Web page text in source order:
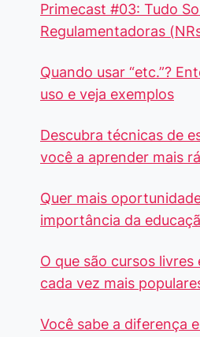
Primecast #03: Tudo
Regulamentadoras
Quando usar “etc.”?
uso e veja exemplos
Descubra técnicas de
você a aprender mais
Quer mais
importância da
O que são cursos livres
cada vez mais
Você sabe a diferença